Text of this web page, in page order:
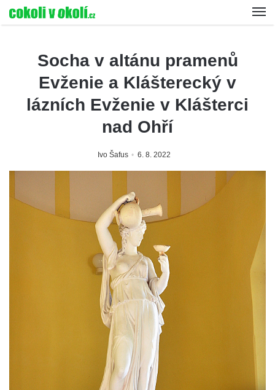
Socha v altánu pramenů
Evženie a Klášterecký v
lázních Evženie v Klášterci
nad Ohří
Ivo Šafus 6. 8. 2022